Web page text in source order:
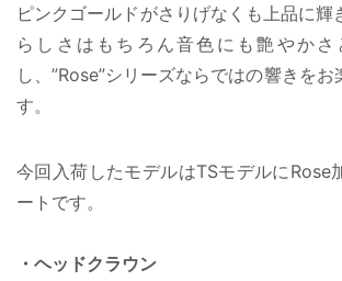
ピンクゴールドがさりげなくも上品に輝
らしさはもちろん音色にも艶やかさ
し、”Rose”シリーズならではの響きをお
す。
今回入荷したモデルはTSモデルにRose
ートです。
・ヘッドクラウン